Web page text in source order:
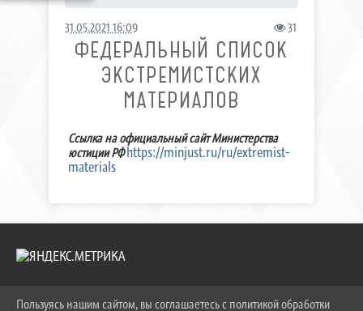
31.05.2021 16:09 31
ФЕДЕРАЛЬНЫЙ СПИСОК
ЭКСТРЕМИСТСКИХ
МАТЕРИАЛОВ
Ссылка на официальный сайт Министерства
юстиции РФhttps://minjust.ru/ru/extremist-
materials
Пользуясь нашим сайтом, вы соглашаетесь с политикой обработки